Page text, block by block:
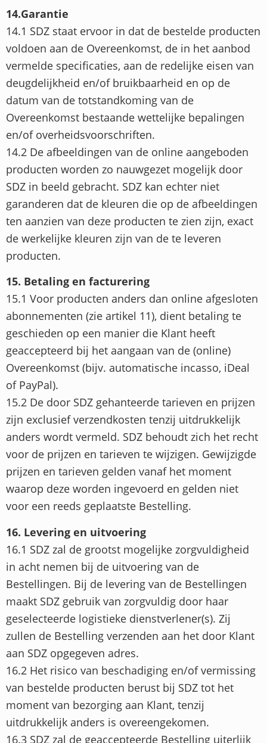
14.Garantie
14.1 SDZ staat ervoor in dat de bestelde producten
voldoen aan de Overeenkomst, de in het aanbod
vermelde specificaties, aan de redelijke eisen van
deugdelijkheid en/of bruikbaarheid en op de
datum van de totstandkoming van de
Overeenkomst bestaande wettelijke bepalingen
en/of overheidsvoorschriften.
14.2 De afbeeldingen van de online aangeboden
producten worden zo nauwgezet mogelijk door
SDZ in beeld gebracht. SDZ kan echter niet
garanderen dat de kleuren die op de afbeeldingen
ten aanzien van deze producten te zien zijn, exact
de werkelijke kleuren zijn van de te leveren
producten.
15. Betaling en facturering
15.1 Voor producten anders dan online afgesloten
abonnementen (zie artikel 11), dient betaling te
geschieden op een manier die Klant heeft
geaccepteerd bij het aangaan van de (online)
Overeenkomst (bijv. automatische incasso, iDeal
of PayPal).
15.2 De door SDZ gehanteerde tarieven en prijzen
zijn exclusief verzendkosten tenzij uitdrukkelijk
anders wordt vermeld. SDZ behoudt zich het recht
voor de prijzen en tarieven te wijzigen. Gewijzigde
prijzen en tarieven gelden vanaf het moment
waarop deze worden ingevoerd en gelden niet
voor een reeds geplaatste Bestelling.
16. Levering en uitvoering
16.1 SDZ zal de grootst mogelijke zorgvuldigheid
in acht nemen bij de uitvoering van de
Bestellingen. Bij de levering van de Bestellingen
maakt SDZ gebruik van zorgvuldig door haar
geselecteerde logistieke dienstverlener(s). Zij
zullen de Bestelling verzenden aan het door Klant
aan SDZ opgegeven adres.
16.2 Het risico van beschadiging en/of vermissing
van bestelde producten berust bij SDZ tot het
moment van bezorging aan Klant, tenzij
uitdrukkelijk anders is overeengekomen.
16.3 SDZ zal de geaccepteerde Bestelling uiterlijk